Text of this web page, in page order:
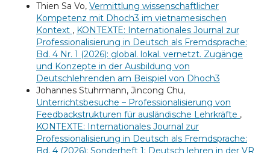
Thien Sa Vo, Vermittlung wissenschaftlicher
Kompetenz mit Dhoch3 im vietnamesischen
Kontext , KONTEXTE: Internationales Journal zur
Professionalisierung in Deutsch als Fremdsprache:
Bd. 4 Nr. 1 (2026): global. lokal. vernetzt. Zugänge
und Konzepte in der Ausbildung von
Deutschlehrenden am Beispiel von Dhoch3
Johannes Stuhrmann, Jincong Chu,
Unterrichtsbesuche – Professionalisierung von
Feedbackstrukturen für ausländische Lehrkräfte ,
KONTEXTE: Internationales Journal zur
Professionalisierung in Deutsch als Fremdsprache: